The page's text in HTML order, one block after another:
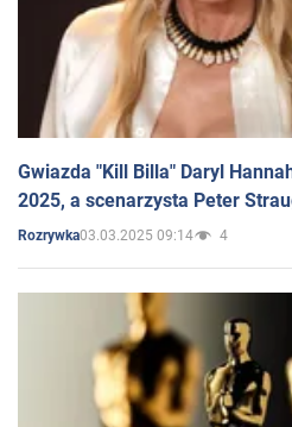
Gwiazda "Kill Billa" Daryl
2025, a scenarzysta Peter
Rozrywka03.03.2025 09:14 4